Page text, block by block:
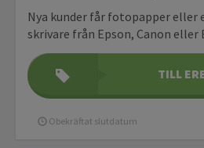
Nya kunder får fotopapper
skrivare från Epson, Canon
TILL
Obekräftat slutdatum